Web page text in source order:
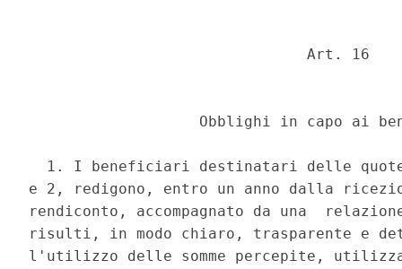
                               Art. 16
Obblighi in capo ai
1. I beneficiari destinatari delle
e 2, redigono, entro un anno dalla
rendiconto, accompagnato da una
risulti, in modo chiaro, trasparente e
l'utilizzo delle somme percepite,